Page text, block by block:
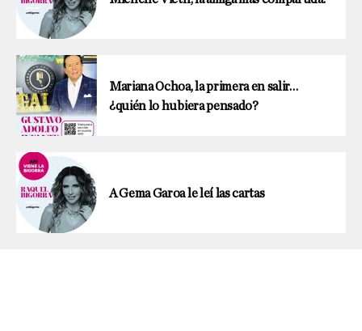
Mariana Ochoa, la primera en salir…
¿quién lo hubiera pensado?
A Gema Garoa le leí las cartas